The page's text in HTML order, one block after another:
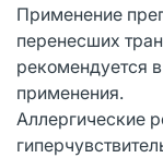
Применение
перенесших
рекомендуется
применения.
Аллергические